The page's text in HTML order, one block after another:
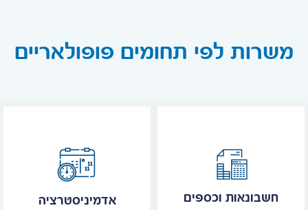
משרות לפי תחומים פופולאריים
אדמיניסטרציה חשבונאות וכספים